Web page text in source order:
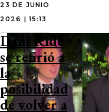
23 DE JUNIO
2026 | 15:13
Dani Ride
se refirió a
la
posibilidad
de volver a